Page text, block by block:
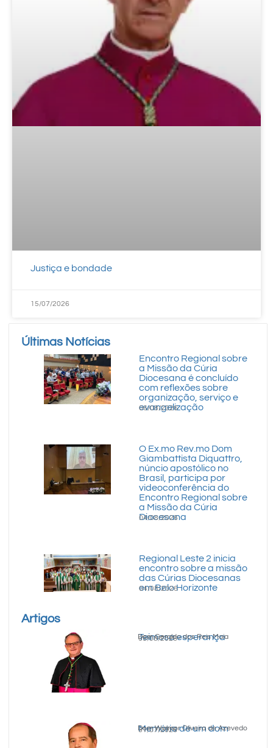
Justiça e bondade
15/07/2026
Últimas Notícias
Encontro Regional sobre
a Missão da Cúria
Diocesana é concluído
com reflexões sobre
organização, serviço e
evangelização
06/08/2026
O Ex.mo Rev.mo Dom
Giambattista Diquattro,
núncio apostólico no
Brasil, participa por
videoconferência do
Encontro Regional sobre
a Missão da Cúria
Diocesana
04/08/2026
Regional Leste 2 inicia
encontro sobre a missão
das Cúrias Diocesanas
em Belo Horizonte
04/08/2026
Artigos
Teimosa esperança
Dom Geraldo dos Reis Maia
05/08/2026
Memória de um dom
Dom Walmor Oliveira de Azevedo
31/07/2026